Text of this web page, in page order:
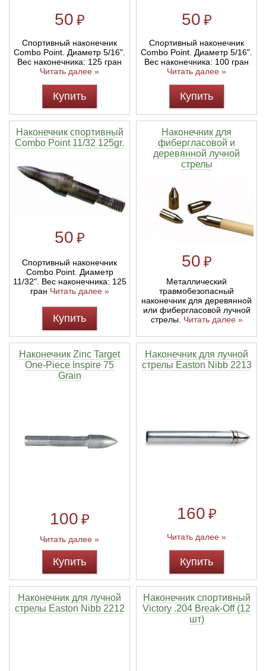
50 ₽
Спортивный наконечник
Combo Point. Диаметр 5/16".
Вес наконечника: 125 гран
Читать далее »
Купить
50 ₽
Спортивный наконечник
Combo Point. Диаметр 5/16".
Вес наконечника: 100 гран
Читать далее »
Купить
Наконечник спортивный
Combo Point 11/32 125gr.
50 ₽
Спортивный наконечник
Combo Point. Диаметр
11/32". Вес наконечника: 125
гран Читать далее »
Купить
Наконечник для
фибергласовой и
деревянной лучной
стрелы
50 ₽
Металлический
травмобезопасный
наконечник для деревянной
или фибергласовой лучной
стрелы. Читать далее »
Наконечник Zinc Target
One-Piece Inspire 75
Grain
100 ₽
Читать далее »
Купить
Наконечник для лучной
стрелы Easton Nibb 2213
160 ₽
Читать далее »
Купить
Наконечник для лучной
стрелы Easton Nibb 2212
Наконечник спортивный
Victory .204 Break-Off (12
шт)